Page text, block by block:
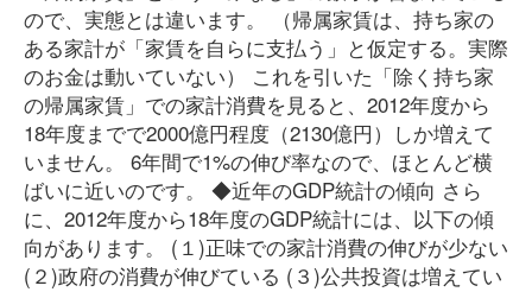
ので、実態とは違います。 （帰属家賃は、持ち家の
ある家計が「家賃を自らに支払う」と仮定する。実際
のお金は動いていない） これを引いた「除く持ち家
の帰属家賃」での家計消費を見ると、2012年度から
18年度までで2000億円程度（2130億円）しか増えて
いません。 6年間で1%の伸び率なので、ほとんど横
ばいに近いのです。 ◆近年のGDP統計の傾向 さら
に、2012年度から18年度のGDP統計には、以下の傾
向があります。 (１)正味での家計消費の伸びが少ない
(２)政府の消費が伸びている (３)公共投資は増えてい